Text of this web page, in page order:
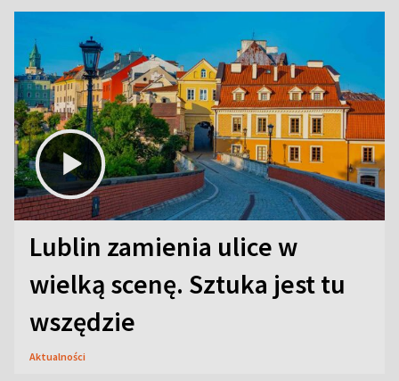
Lublin zamienia ulice w
wielką scenę. Sztuka jest tu
wszędzie
Aktualności